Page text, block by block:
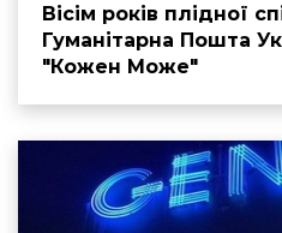
Вісім років плідної
Гуманітарна Пошта
"Кожен Може"